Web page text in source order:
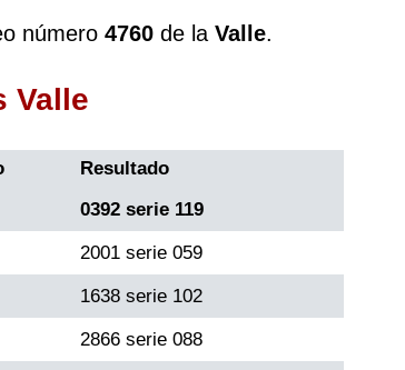
número 4760 de la Valle.
Valle
Resultado
0392 serie 119
2001 serie 059
1638 serie 102
2866 serie 088